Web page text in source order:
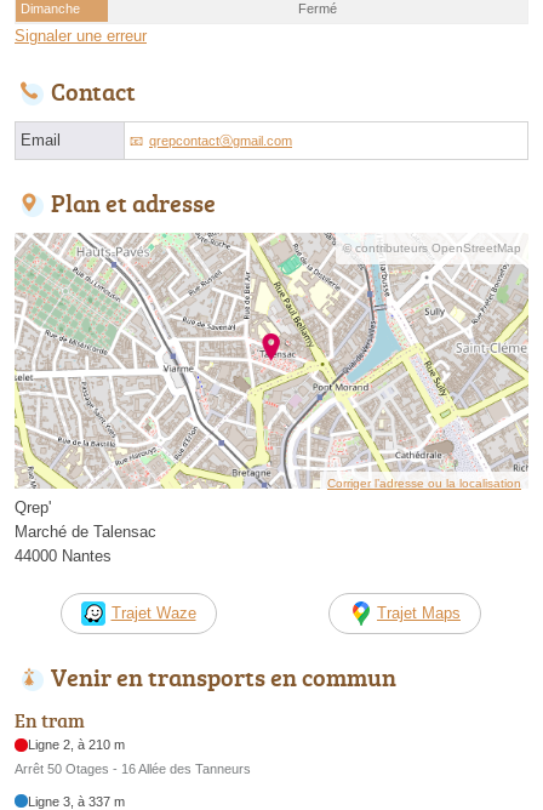
Dimanche
Fermé
Signaler une erreur
Contact
Email qrepcontactⓐgmail.com
Plan et adresse
© contributeurs OpenStreetMap
Corriger l’adresse ou la localisation
Qrep'
Marché de Talensac
44000 Nantes
Trajet Waze Trajet Maps
Venir en transports en commun
En tram
Ligne 2, à 210 m
Arrêt 50 Otages - 16 Allée des Tanneurs
Ligne 3, à 337 m